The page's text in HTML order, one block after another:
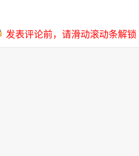
发表评论前，请滑动滚动条解锁